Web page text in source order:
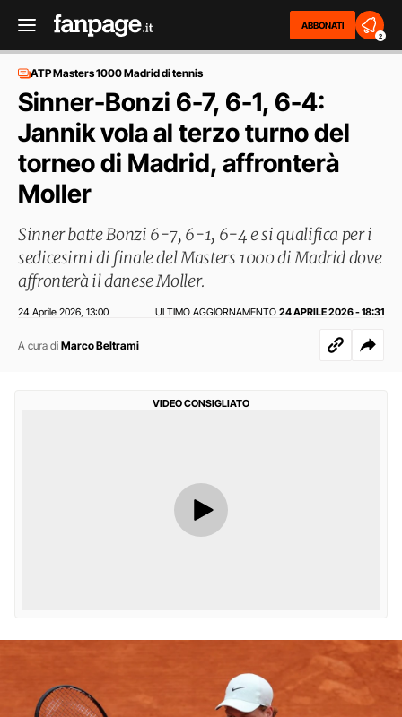
ABBONATI
2
ATP Masters 1000 Madrid di tennis
Sinner-Bonzi 6-7, 6-1, 6-4:
Jannik vola al terzo turno del
torneo di Madrid, affronterà
Moller
Sinner batte Bonzi 6-7, 6-1, 6-4 e si qualifica per i
sedicesimi di finale del Masters 1000 di Madrid dove
affronterà il danese Moller.
24 Aprile 2026 13:00 ULTIMO AGGIORNAMENTO 24 APRILE 2026 - 18:31
A cura di Marco Beltrami
VIDEO CONSIGLIATO